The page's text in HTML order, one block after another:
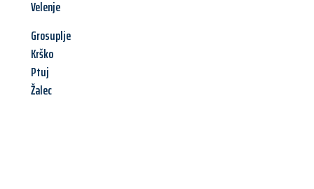
Velenje
Grosuplje
Krško
Ptuj
Žalec